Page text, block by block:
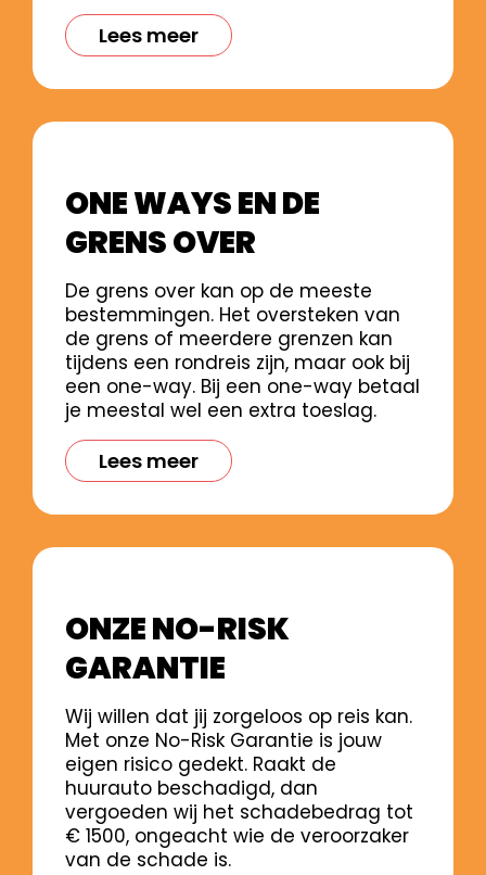
Lees meer
ONE WAYS EN DE
GRENS OVER
De grens over kan op de meeste
bestemmingen. Het oversteken van
de grens of meerdere grenzen kan
tijdens een rondreis zijn, maar ook bij
een one-way. Bij een one-way betaal
je meestal wel een extra toeslag.
Lees meer
ONZE NO-RISK
GARANTIE
Wij willen dat jij zorgeloos op reis kan.
Met onze No-Risk Garantie is jouw
eigen risico gedekt. Raakt de
huurauto beschadigd, dan
vergoeden wij het schadebedrag tot
€ 1500, ongeacht wie de veroorzaker
van de schade is.